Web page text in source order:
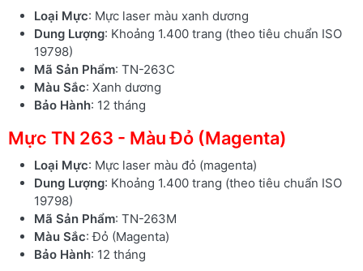
Loại Mực: Mực laser màu xanh dương
Dung Lượng: Khoảng 1.400 trang (theo tiêu chuẩn ISO
19798)
Mã Sản Phẩm: TN-263C
Màu Sắc: Xanh dương
Bảo Hành: 12 tháng
Mực TN 263 - Màu Đỏ (Magenta)
Loại Mực: Mực laser màu đỏ (magenta)
Dung Lượng: Khoảng 1.400 trang (theo tiêu chuẩn ISO
19798)
Mã Sản Phẩm: TN-263M
Màu Sắc: Đỏ (Magenta)
Bảo Hành: 12 tháng